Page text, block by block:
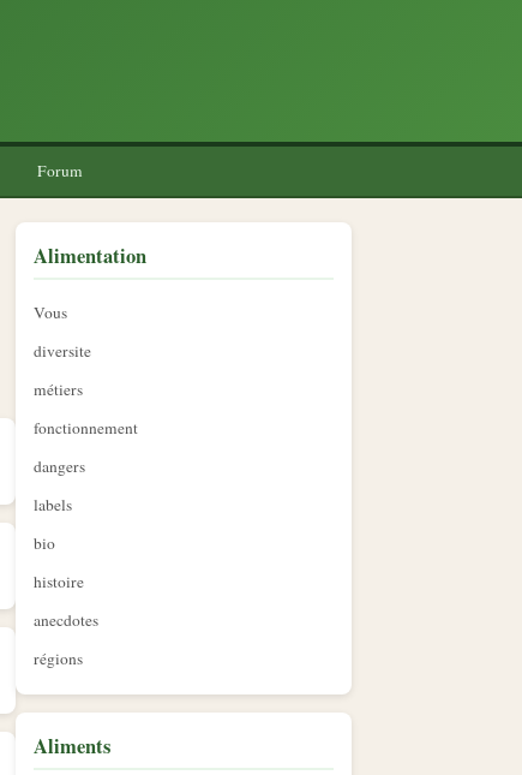
Forum
Alimentation
Vous
diversite
métiers
fonctionnement
dangers
labels
bio
histoire
anecdotes
régions
Aliments